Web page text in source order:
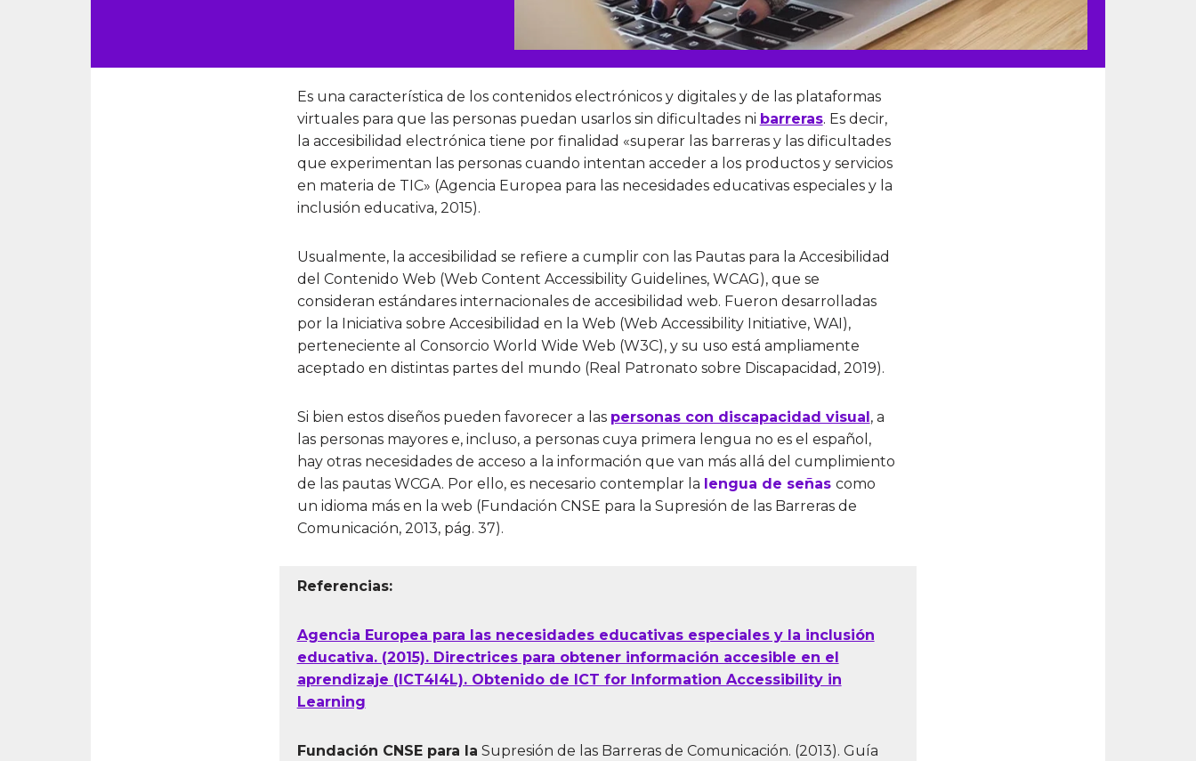
Es una característica de los contenidos electrónicos y digitales y de las plataformas
virtuales para que las personas puedan usarlos sin dificultades ni barreras. Es decir,
la accesibilidad electrónica tiene por finalidad «superar las barreras y las dificultades
que experimentan las personas cuando intentan acceder a los productos y servicios
en materia de TIC» (Agencia Europea para las necesidades educativas especiales y la
inclusión educativa, 2015).
Usualmente, la accesibilidad se refiere a cumplir con las Pautas para la Accesibilidad
del Contenido Web (Web Content Accessibility Guidelines, WCAG), que se
consideran estándares internacionales de accesibilidad web. Fueron desarrolladas
por la Iniciativa sobre Accesibilidad en la Web (Web Accessibility Initiative, WAI),
perteneciente al Consorcio World Wide Web (W3C), y su uso está ampliamente
aceptado en distintas partes del mundo (Real Patronato sobre Discapacidad, 2019).
Si bien estos diseños pueden favorecer a las personas con discapacidad visual , a
las personas mayores e, incluso, a personas cuya primera lengua no es el español,
hay otras necesidades de acceso a la información que van más allá del cumplimiento
de las pautas WCGA. Por ello, es necesario contemplar la lengua de señas como
un idioma más en la web (Fundación CNSE para la Supresión de las Barreras de
Comunicación, 2013, pág. 37).
Referencias:
Agencia Europea para las necesidades educativas especiales y la inclusión
educativa. (2015). Directrices para obtener información accesible en el
aprendizaje (ICT4I4L). Obtenido de ICT for Information Accessibility in
Learning
Fundación CNSE para la Supresión de las Barreras de Comunicación. (2013). Guía